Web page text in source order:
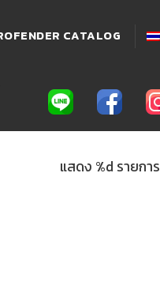
CATALOG
แสดง %d รายการ